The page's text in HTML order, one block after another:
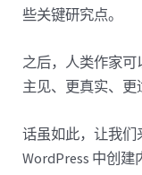
些关键研究点。
之后，人类作家
主见、更真实、更
话虽如此，让我们
WordPress 中创建